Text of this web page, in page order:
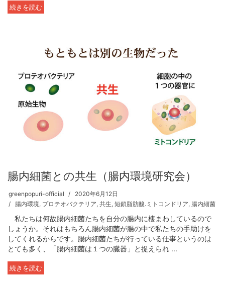
続きを読む
腸内細菌との共生（腸内環境研究会）
greenpopuri-official
2020年6月12日
腸内環境, プロテオバクテリア, 共生, 短鎖脂肪酸.ミトコンドリア, 腸内細菌
私たちは何故腸内細菌たちを自分の腸内に棲まわしているので
しょうか。それはもちろん腸内細菌が腸の中で私たちの手助けを
してくれるからです。腸内細菌たちが行っている仕事というのは
とても多く、「腸内細菌は１つの臓器」と捉えられ ...
続きを読む